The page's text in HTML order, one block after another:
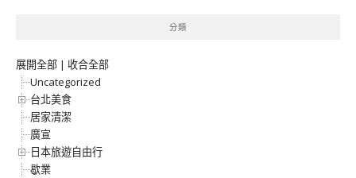
分類
展開全部 | 收合全部
Uncategorized
台北美食
居家清潔
廣宣
日本旅遊自由行
歇業